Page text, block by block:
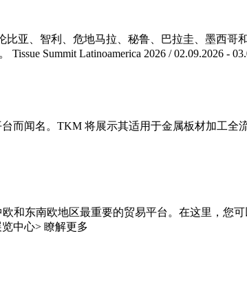
亚、智利、危地马拉、秘鲁、巴拉圭、墨西
Summit Latinoamerica 2026 / 02.09.2026 -
闻名。TKM 将展示其适用于金属板材加工全
和东南欧地区最重要的贸易平台。在这里，您
中心> 瞭解更多